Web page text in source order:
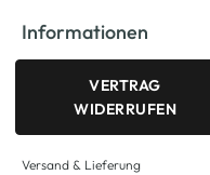
Informationen
VERTRAG
WIDERRUFEN
Versand & Lieferung